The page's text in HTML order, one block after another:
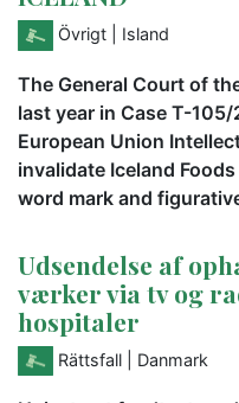
Övrigt | Island
The General Court of
last year in Case T-
European Union
invalidate Iceland
word mark and
Udsendelse af
værker via tv og
hospitaler
Rättsfall | Danmark